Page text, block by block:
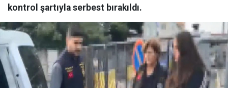
kontrol şartıyla serbest bırakıldı.